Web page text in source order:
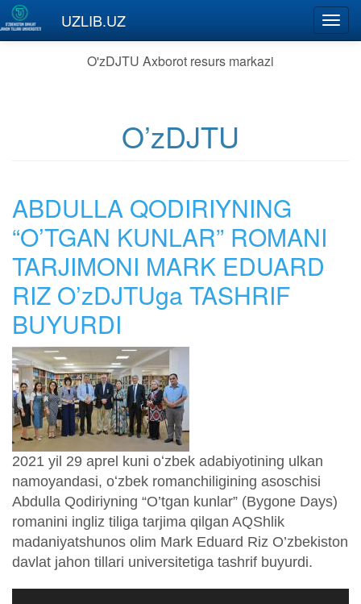
Skip to main content
UZLIB.UZ
O'zDJTU Axborot resurs markazi
O’zDJTU
ABDULLA QODIRIYNING
“O’TGAN KUNLAR” ROMANI
TARJIMONI MARK EDUARD
RIZ O’zDJTUga TASHRIF
BUYURDI
2021 yil 29 aprel kuni oʻzbek adabiyotining ulkan
namoyandasi, oʻzbek romanchiligining asoschisi
Abdulla Qodiriyning “O’tgan kunlar” (Bygone Days)
romanini ingliz tiliga tarjima qilgan AQShlik
madaniyatshunos olim Mark Eduard Riz O’zbekiston
davlat jahon tillari universitetiga tashrif buyurdi.